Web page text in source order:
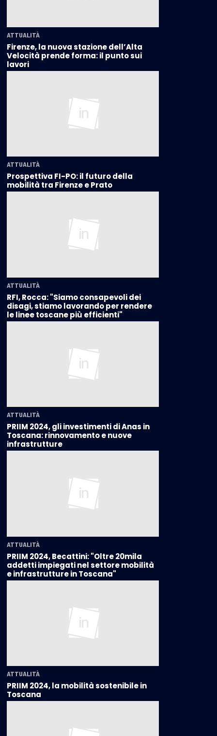
ATTUALITÀ
Firenze, la nuova stazione dell’Alta
Velocità prende forma: il punto sui
lavori
ATTUALITÀ
Prospettiva FI-PO: il futuro della
mobilità tra Firenze e Prato
ATTUALITÀ
RFI, Rocca: "Siamo consapevoli dei
disagi, stiamo lavorando per rendere
le linee toscane più efficienti"
ATTUALITÀ
PRIIM 2024, gli investimenti di Anas in
Toscana: rinnovamento e nuove
infrastrutture
ATTUALITÀ
PRIIM 2024, Becattini: "Oltre 20mila
addetti impiegati nel settore mobilità
e infrastrutture in Toscana"
ATTUALITÀ
PRIIM 2024, la mobilità sostenibile in
Toscana